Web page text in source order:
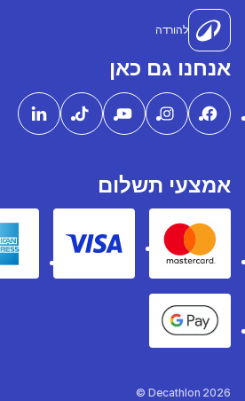
להורדה
אנחנו גם כאן
אמצעי תשלום
Mastercard
Visa
Google Pay
Decathlon 2026 ©